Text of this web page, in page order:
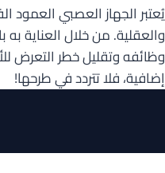
يُعتبر الجهاز العصبي العمود
والعقلية. من خلال العناية به
وظائفه وتقليل خطر التعرض
إضافية، فلا تتردد في طرحها!